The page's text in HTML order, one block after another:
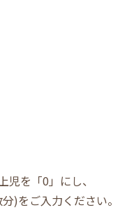
を「0」にし、
)をご入力ください。